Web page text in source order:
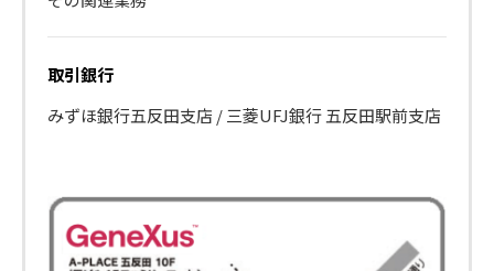
取引銀行
みずほ銀行五反田支店 / 三菱UFJ銀行 五反田駅前支店